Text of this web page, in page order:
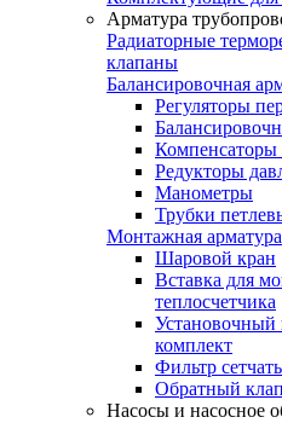
Арматура
Радиаторные
клапаны
Балансировочная
Регуляторы
Компенсаторы
Редукторы
Манометры
Трубки
Монтажная арматура
Шаровой кран
Вставка для
теплосчетчика
Установочный
комплект
Фильтр
Обратный
Насосы и насосное